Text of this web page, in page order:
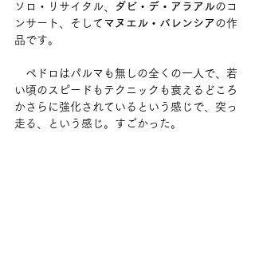
ソロ・リサイタル、
ダビ・デ・アラアルのコ
ンサート、そして マヌエル・バレンシアの作
品です。
ペドロはパルマも無しの全くの一人で、若
い頃のスピードもテクニックも衰えるどころ
かさらに強化されているという感じで、突っ
走る、という感じ。すごかった。